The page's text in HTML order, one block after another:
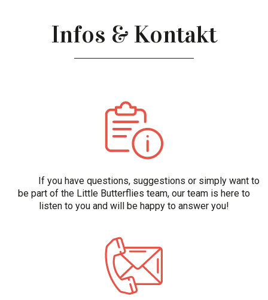
Infos & Kontakt
If you have questions, suggestions or simply want to
be part of the Little Butterflies team, our team is here to
listen to you and will be happy to answer you!